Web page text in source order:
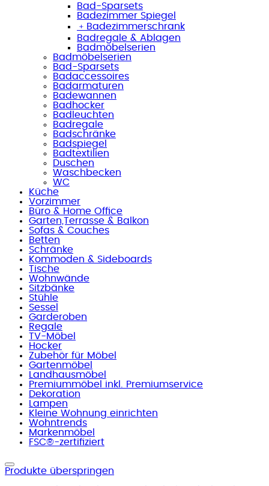
Bad-Sparsets
Badezimmer Spiegel
﹢ Badezimmerschrank
Badregale & Ablagen
Badmöbelserien
Badmöbelserien
Bad-Sparsets
Badaccessoires
Badarmaturen
Badewannen
Badhocker
Badleuchten
Badregale
Badschränke
Badspiegel
Badtextilien
Duschen
Waschbecken
WC
Küche
Vorzimmer
Büro & Home Office
Garten,Terrasse & Balkon
Sofas & Couches
Betten
Schränke
Kommoden & Sideboards
Tische
Wohnwände
Sitzbänke
Stühle
Sessel
Garderoben
Regale
TV-Möbel
Hocker
Zubehör für Möbel
Gartenmöbel
Landhausmöbel
Premiummöbel inkl. Premiumservice
Dekoration
Lampen
Kleine Wohnung einrichten
Wohntrends
Markenmöbel
FSC®-zertifiziert
Produkte überspringen